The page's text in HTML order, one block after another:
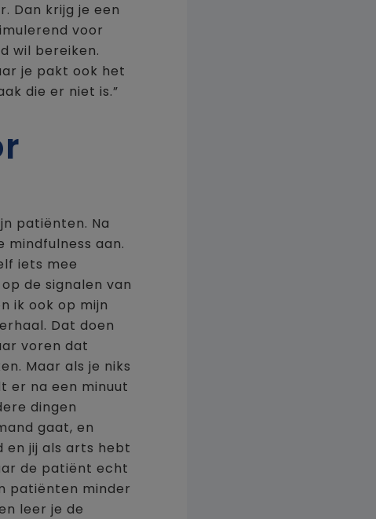
Dan krijg je een
voor
wil bereiken.
je pakt ook het
die er niet is.”
patiënten. Na
aan.
iets mee
de signalen van
ik ook op mijn
Dat doen
voren dat
Maar als je niks
er na een minuut
dingen
gaat, en
en jij als arts hebt
de patiënt echt
patiënten minder
leer je de